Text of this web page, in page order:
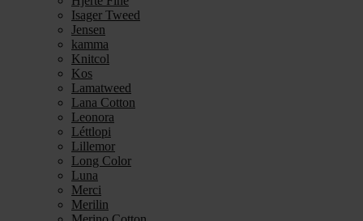
Isager Tweed
Jensen
kamma
Knitcol
Kos
Lamatweed
Lana Cotton
Leonora
Léttlopi
Lillemor
Long Color
Luna
Merci
Merilin